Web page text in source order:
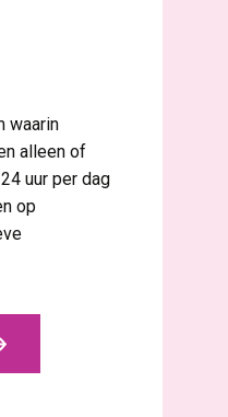
waarin
alleen of
uur per dag
op